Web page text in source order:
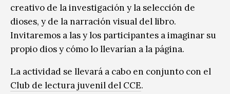
creativo de la investigación y la selección de
dioses, y de la narración visual del libro.
Invitaremos alas ylos participantes a imaginar su
propio dios y cómo lo llevarían a la página.
La actividad se llevará a cabo en conjunto con el
Club de lectura juvenil del CCE.